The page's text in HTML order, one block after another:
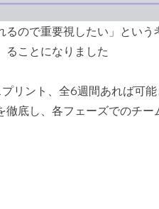
るので重要視したい」とい
ることになりました
リント、全6週間あれば可能
底し、各フェーズでのチ